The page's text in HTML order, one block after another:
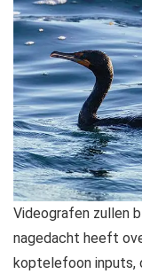
Videografen zullen
nagedacht heeft
koptelefoon inputs,